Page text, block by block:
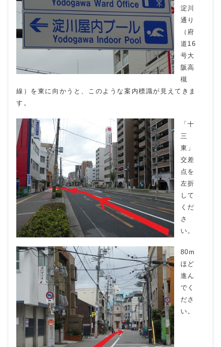
淀川
通り
（府
道16
号大
阪高
槻
線）を東に向かうと、このような案内標識が見えてきま
す。
「十
三
東」
交差
点を
左折
して
くだ
さ
い。
80m
ほど
進ん
でく
ださ
い。